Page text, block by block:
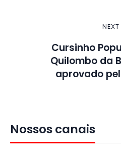
Cursinho
Quilombo da
aprovado
Nossos canais